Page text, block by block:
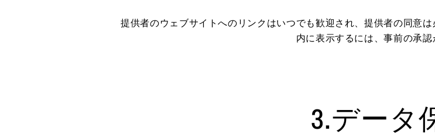
提供者のウェブサイトへのリンクはいつでも歓迎され、提供者の同意
内に表示するには、事前の承認
3.データ